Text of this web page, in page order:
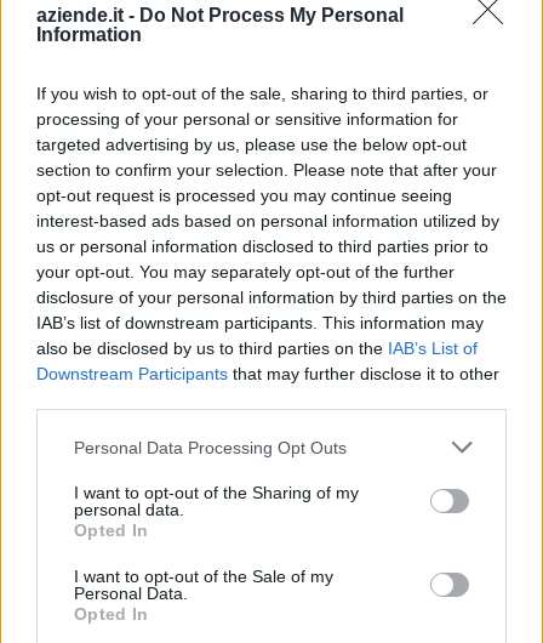
aziende.it - Do Not Process My Personal
Information
If you wish to opt-out of the sale, sharing to third parties, or
processing of your personal or sensitive information for
targeted advertising by us, please use the below opt-out
section to confirm your selection. Please note that after your
opt-out request is processed you may continue seeing
interest-based ads based on personal information utilized by
us or personal information disclosed to third parties prior to
your opt-out. You may separately opt-out of the further
disclosure of your personal information by third parties on the
IAB’s list of downstream participants. This information may
also be disclosed by us to third parties on the IAB’s List of
Downstream Participants that may further disclose it to other
Personal Data Processing Opt Outs
I want to opt-out of the Sharing of my
personal data.
Opted In
I want to opt-out of the Sale of my
Personal Data.
Opted In
Aiuti di Stato e contributi pubblici
Intesa C. Srl Con Unico Socio risulta beneficiaria di 1 aiuto o
contributo pubblico per un totale di 1.586 euro (2025–
2025).
2025-02-14
Esonero dal versamento della contribuzione
addizionale in favore delle imprese con specifico Ateco
che sospendono o ridu
inps
1.586 euro
Fonte:Registro Nazionale Aiuti di Stato (RNA)– Open Data, licenza
IODL 2.0. Dati aggiornati al 2026-07-02.
Il fatturato di Intesa C. Srl Con Unico Socio (
7.218.488